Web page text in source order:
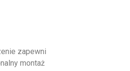
zapewni
montaż